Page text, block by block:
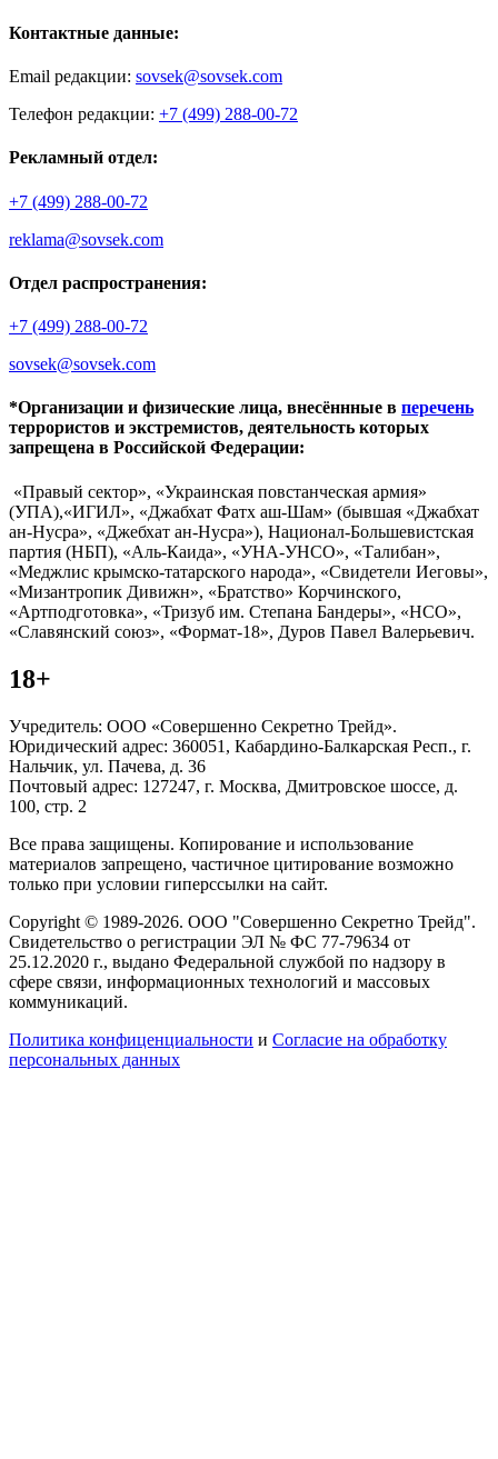
Контактные данные:
Email редакции: sovsek@sovsek.com
Телефон редакции: +7 (499) 288-00-72
Рекламный отдел:
+7 (499) 288-00-72
reklama@sovsek.com
Отдел распространения:
+7 (499) 288-00-72
sovsek@sovsek.com
*Организации и физические лица, внесённные в перечень
террористов и экстремистов, деятельность которых
запрещена в Российской Федерации:
«Правый сектор», «Украинская повстанческая армия»
(УПА),«ИГИЛ», «Джабхат Фатх аш-Шам» (бывшая «Джабхат
ан-Нусра», «Джебхат ан-Нусра»), Национал-Большевистская
партия (НБП), «Аль-Каида», «УНА-УНСО», «Талибан»,
«Меджлис крымско-татарского народа», «Свидетели Иеговы»,
«Мизантропик Дивижн», «Братство» Корчинского,
«Артподготовка», «Тризуб им. Степана Бандеры», «НСО»,
«Славянский союз», «Формат-18», Дуров Павел Валерьевич.
18+
Учредитель: ООО «Совершенно Секретно Трейд».
Юридический адрес: 360051, Кабардино-Балкарская Респ., г.
Нальчик, ул. Пачева, д. 36
Почтовый адрес: 127247, г. Москва, Дмитровское шоссе, д.
100, стр. 2
Все права защищены. Копирование и использование
материалов запрещено, частичное цитирование возможно
только при условии гиперссылки на сайт.
Copyright © 1989-2026. ООО "Совершенно Секретно Трейд".
Свидетельство о регистрации ЭЛ № ФС 77-79634 от
25.12.2020 г., выдано Федеральной службой по надзору в
сфере связи, информационных технологий и массовых
коммуникаций.
Политика конфиценциальности и Согласие на обработку
персональных данных